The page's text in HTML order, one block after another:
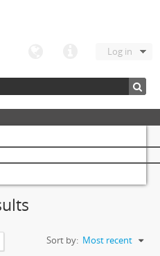
Log in
Sort by: Most recent